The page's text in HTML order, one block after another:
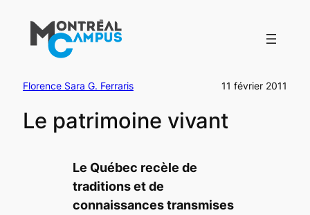
contenu
Florence Sara G. Ferraris 11 février 2011
Le patrimoine vivant
Le Québec recèle de
traditions et de
connaissances transmises